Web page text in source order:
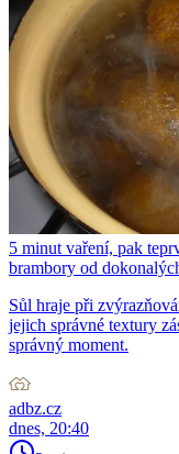
5 minut vaření, pak
brambory od
Sůl hraje při
jejich správné textury
správný moment.
adbz.cz
dnes, 20:40